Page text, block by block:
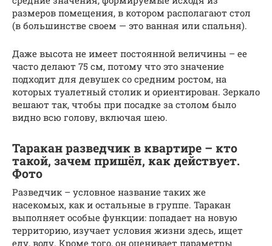
размеров помещения, в котором располагают стол
(в большинстве своем — это ванная или спальня).
Даже высота не имеет постоянной величины – ее
часто делают 75 см, потому что это значение
подходит для девушек со средним ростом, на
которых туалетный столик и ориентирован. Зеркало
вешают так, чтобы при посадке за столом было
видно всю голову, включая шею.
Таракан разведчик в квартире – кто
такой, зачем пришёл, как действует.
Фото
Разведчик – условное название таких же
насекомых, как и остальные в группе. Таракан
выполняет особые функции: попадает на новую
территорию, изучает условия жизни здесь, ищет
еду, воду. Кроме того, он оценивает параметры